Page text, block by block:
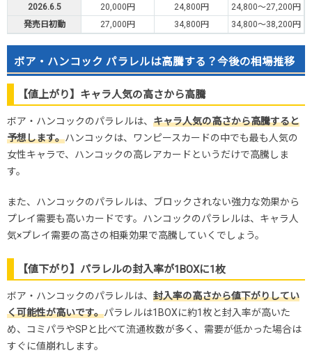
2026.6.5
20,000円 24,800円
24,800～27,200円
発売日初動
27,000円 34,800円 34,800～38,200円
ボア・ハンコック パラレルは高騰する？今後の相場推移
【値上がり】キャラ人気の高さから高騰
ボア・ハンコックのパラレルは、 キャラ人気の高さから高騰すると
予想します。ハンコックは、ワンピースカードの中でも最も人気の
女性キャラで、ハンコックの高レアカードというだけで高騰しま
す。
また、ハンコックのパラレルは、ブロックされない強力な効果から
プレイ需要も高いカードです。ハンコックのパラレルは、キャラ人
気×プレイ需要の高さの相乗効果で高騰していくでしょう。
【値下がり】パラレルの封入率が1BOXに1枚
ボア・ハンコックのパラレルは、 封入率の高さから値下がりしてい
く可能性が高いです。パラレルは1BOXに約1枚と封入率が高いた
め、コミパラやSPと比べて流通枚数が多く、需要が低かった場合は
すぐに値崩れします。